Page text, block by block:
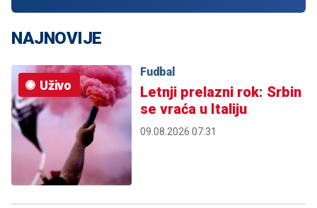
NAJNOVIJE
Uživo
Fudbal
Letnji prelazni rok: Srbin
se vraća u Italiju
09.08.2026 07:31